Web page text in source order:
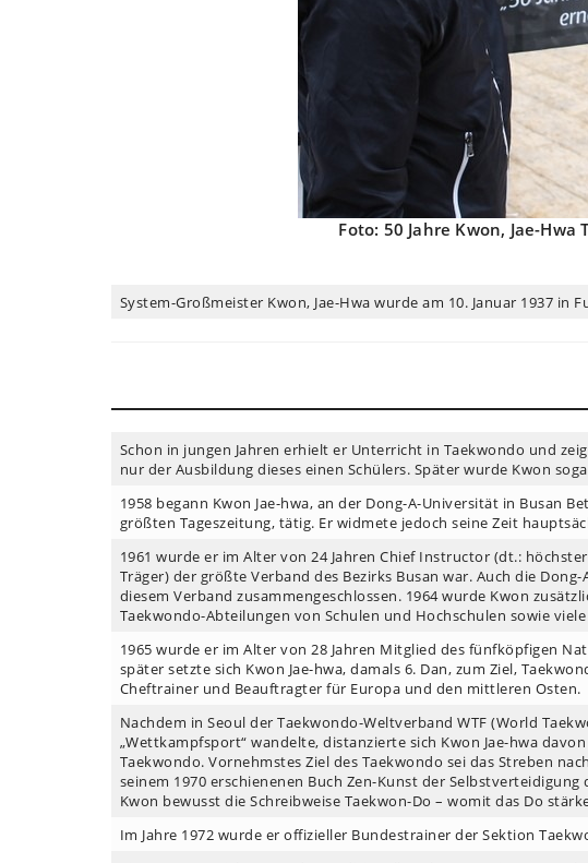
Foto: 50 Jahre Kwon, Jae-
System-Großmeister Kwon, Jae-Hwa wurde am 10. Januar 1937 in
Schon in jungen Jahren erhielt er Unterricht in Taekwondo und
nur der Ausbildung dieses einen Schülers. Später wurde Kwon
1958 begann Kwon Jae-hwa, an der Dong-A-Universität in Busan
größten Tageszeitung, tätig. Er widmete jedoch seine Zeit
1961 wurde er im Alter von 24 Jahren Chief Instructor (dt.:
Träger) der größte Verband des Bezirks Busan war. Auch die
diesem Verband zusammengeschlossen. 1964 wurde Kwon
Taekwondo-Abteilungen von Schulen und Hochschulen sowie
1965 wurde er im Alter von 28 Jahren Mitglied des fünfköpfigen
später setzte sich Kwon Jae-hwa, damals 6. Dan, zum Ziel,
Cheftrainer und Beauftragter für Europa und den mittleren Osten.
Nachdem in Seoul der Taekwondo-Weltverband WTF (World
„Wettkampfsport“ wandelte, distanzierte sich Kwon Jae-hwa
Taekwondo. Vornehmstes Ziel des Taekwondo sei das Streben
seinem 1970 erschienenen Buch Zen-Kunst der
Kwon bewusst die Schreibweise Taekwon-Do – womit das Do
Im Jahre 1972 wurde er offizieller Bundestrainer der Sektion